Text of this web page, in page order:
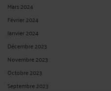
Mars 2024
Février 2024
Janvier 2024
Décembre 2023
Novembre 2023
Octobre 2023
Septembre 2023